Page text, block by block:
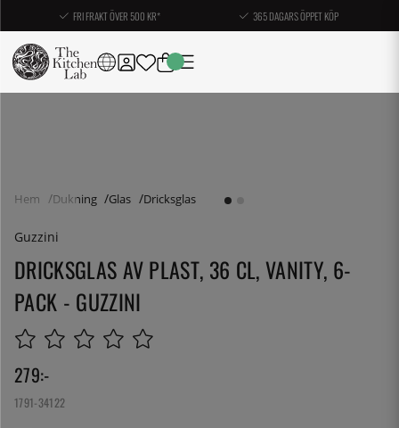
FRI FRAKT ÖVER 500 KR* 365 DAGARS ÖPPET KÖP
Hem Dukning Glas Dricksglas
Guzzini
DRICKSGLAS AV PLAST, 36 CL, VANITY, 6-
PACK - GUZZINI
279:-
1791-34122